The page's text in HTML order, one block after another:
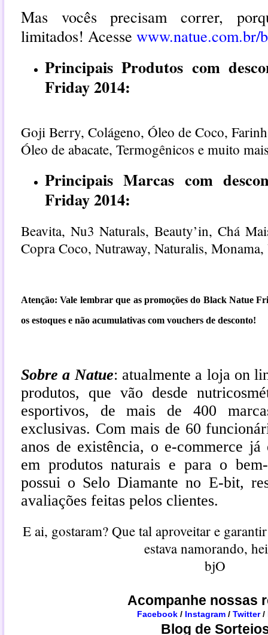
Mas vocês precisam correr,
limitados! Acesse www.natue.com.br/
Principais Produtos com
Friday 2014:
Goji Berry, Colágeno, Óleo de Coco,
Óleo de abacate, Termogênicos e muito
Principais Marcas com
Friday 2014:
Beavita, Nu3 Naturals, Beauty’in, Chá
Copra Coco, Nutraway, Naturalis,
Atenção: Vale lembrar que as promoções do Black Natue
os estoques e não acumulativas com vouchers de desconto!
Sobre a Natue: atualmente a loja on
produtos, que vão desde
esportivos, de mais de 400
exclusivas. Com mais de 60
anos de existência, o e-commerce
em produtos naturais e para o
possui o Selo Diamante no E-bit,
avaliações feitas pelos clientes.
E ai, gostaram? Que tal aproveitar e
estava namorando,
bjO
Acompanhe nossas
Facebook / Instagram /Twitter /
Blog de